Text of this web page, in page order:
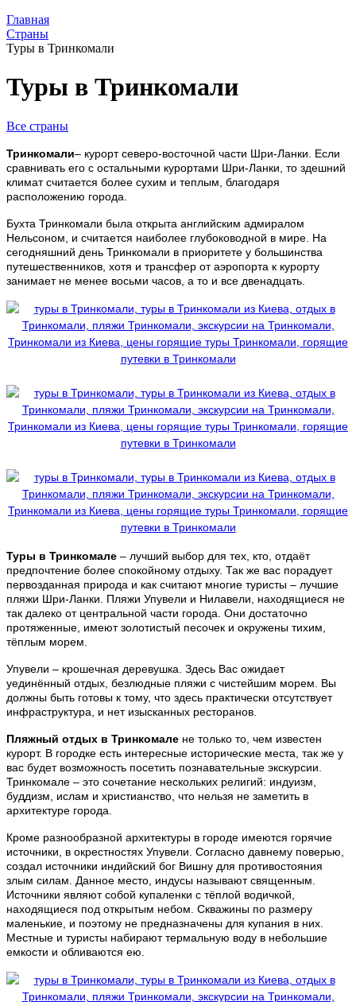
Главная
Страны
Туры в Тринкомали
Туры в Тринкомали
Все страны
Тринкомали– курорт северо-восточной части Шри-Ланки. Если
сравнивать его с остальными курортами Шри-Ланки, то здешний
климат считается более сухим и теплым, благодаря
расположению города.
Бухта Тринкомали была открыта английским адмиралом
Нельсоном, и считается наиболее глубоководной в мире. На
сегодняшний день Тринкомали в приоритете у большинства
путешественников, хотя и трансфер от аэропорта к курорту
занимает не менее восьми часов, а то и все двенадцать.
Туры в Тринкомале – лучший выбор для тех, кто, отдаёт
предпочтение более спокойному отдыху. Так же вас порадует
первозданная природа и как считают многие туристы – лучшие
пляжи Шри-Ланки. Пляжи Упувели и Нилавели, находящиеся не
так далеко от центральной части города. Они достаточно
протяженные, имеют золотистый песочек и окружены тихим,
тёплым морем.
Упувели – крошечная деревушка. Здесь Вас ожидает
уединённый отдых, безлюдные пляжи с чистейшим морем. Вы
должны быть готовы к тому, что здесь практически отсутствует
инфраструктура, и нет изысканных ресторанов.
Пляжный отдых в Тринкомале не только то, чем известен
курорт. В городке есть интересные исторические места, так же у
вас будет возможность посетить познавательные экскурсии.
Тринкомале – это сочетание нескольких религий: индуизм,
буддизм, ислам и христианство, что нельзя не заметить в
архитектуре города.
Кроме разнообразной архитектуры в городе имеются горячие
источники, в окрестностях Упувели. Согласно давнему поверью,
создал источники индийский бог Вишну для противостояния
злым силам. Данное место, индусы называют священным.
Источники являют собой купаленки с тёплой водичкой,
находящиеся под открытым небом. Скважины по размеру
маленькие, и поэтому не предназначены для купания в них.
Местные и туристы набирают термальную воду в небольшие
емкости и обливаются ею.